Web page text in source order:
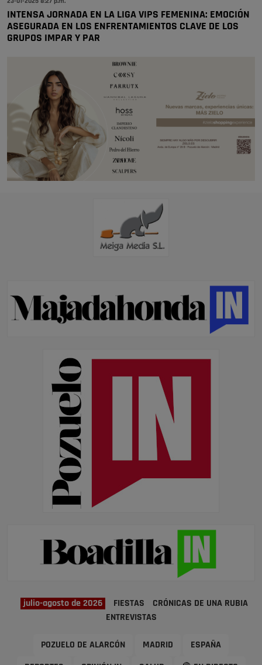
INTENSA JORNADA EN LA LIGA VIPS FEMENINA: EMOCIÓN
ASEGURADA EN LOS ENFRENTAMIENTOS CLAVE DE LOS
GRUPOS IMPAR Y PAR
julio-agosto de 2026 FIESTAS
CRÓNICAS DE UNA RUBIA
ENTREVISTAS
POZUELO DE ALARCÓN MADRID ESPAÑA